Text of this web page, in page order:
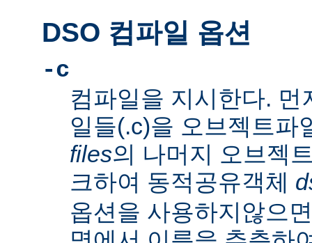
DSO 컴파일 옵션
-c
컴파일을 지시한다.
일들(.c)을 오브젝트파
files의 나머지 오브젝
크하여 동적공유객체
옵션을 사용하지않으